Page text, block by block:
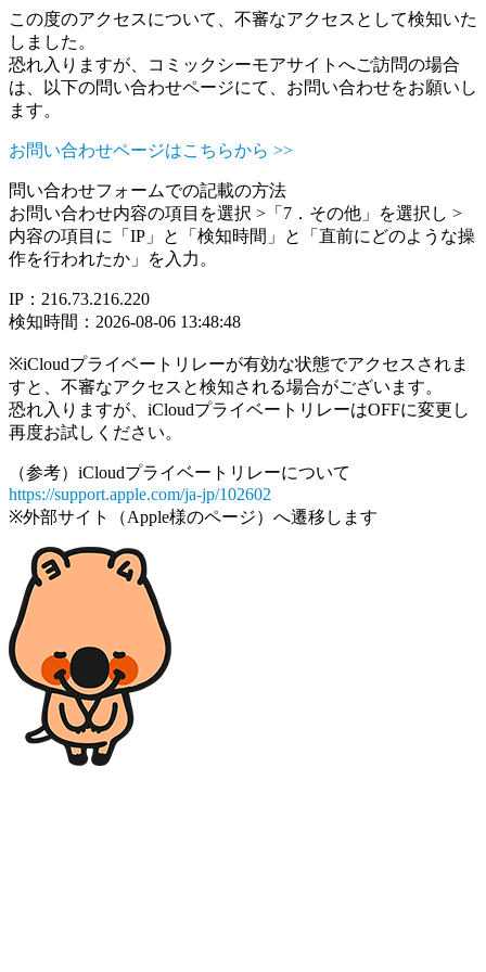
この度のアクセスについて、不審なアクセスとして検知いた
しました。
恐れ入りますが、コミックシーモアサイトへご訪問の場合
は、以下の問い合わせページにて、お問い合わせをお願いし
ます。
お問い合わせページはこちらから >>
問い合わせフォームでの記載の方法
お問い合わせ内容の項目を選択 >「7．その他」を選択し >
内容の項目に「IP」と「検知時間」と「直前にどのような操
作を行われたか」を入力。
IP：216.73.216.220
検知時間：2026-08-06 13:48:48
※iCloudプライベートリレーが有効な状態でアクセスされま
すと、不審なアクセスと検知される場合がございます。
恐れ入りますが、iCloudプライベートリレーはOFFに変更し
再度お試しください。
（参考）iCloudプライベートリレーについて
https://support.apple.com/ja-jp/102602
※外部サイト（Apple様のページ）へ遷移します